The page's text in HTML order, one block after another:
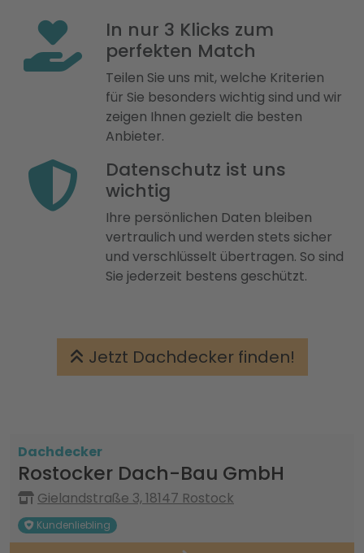
In nur 3 Klicks zum
perfekten Match
Teilen Sie uns mit, welche Kriterien
für Sie besonders wichtig sind und wir
zeigen Ihnen gezielt die besten
Anbieter.
Datenschutz ist uns
wichtig
Ihre persönlichen Daten bleiben
vertraulich und werden stets sicher
und verschlüsselt übertragen. So sind
Sie jederzeit bestens geschützt.
Jetzt Dachdecker finden!
Dachdecker
Rostocker Dach-Bau GmbH
Gielandstraße 3, 18147 Rostock
Kundenliebling